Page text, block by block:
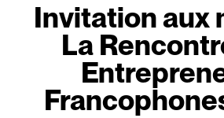
Invitation aux
La